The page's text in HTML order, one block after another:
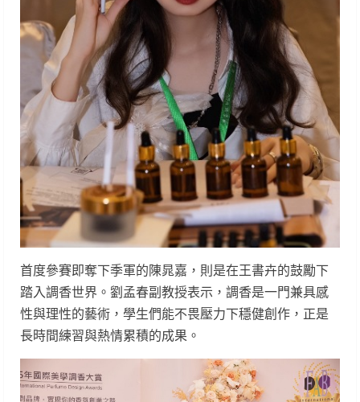
首度參賽即奪下季軍的陳晁嘉，則是在王書卉的鼓勵下
踏入調香世界。劉孟春副教授表示，調香是一門兼具感
性與理性的藝術，學生們能不畏壓力下穩健創作，正是
長時間練習與熱情累積的成果。